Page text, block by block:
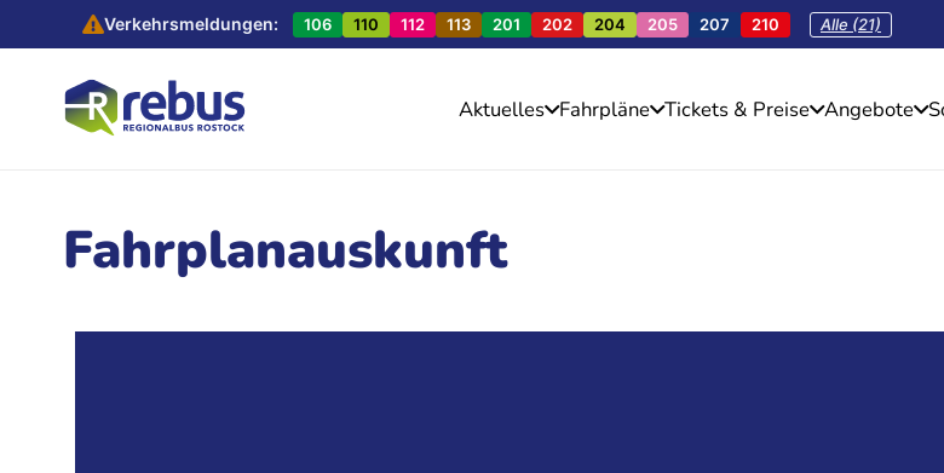
Verkehrsmeldungen: 106 110 112 113 201 202 204 205 207 210 Alle (21)
Aktuelles Fahrpläne Tickets & Preise Angebote
Fahrplanauskunft